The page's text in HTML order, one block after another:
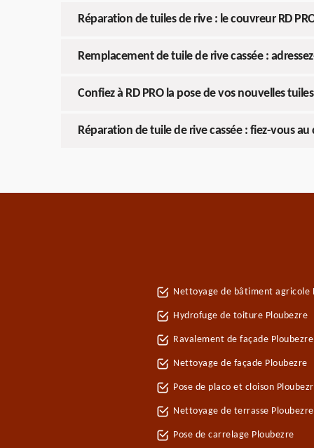
Réparation de tuiles de rive : le couvreur RD
Remplacement de tuile de rive cassée :
Confiez à RD PRO la pose de vos nouvelles
Réparation de tuile de rive cassée : fiez-vous au
Nettoyage de bâtiment agricole
Hydrofuge de toiture Ploubezre
Ravalement de façade Ploubezre
Nettoyage de façade Ploubezre
Pose de placo et cloison
Nettoyage de terrasse Ploubezre
Pose de carrelage Ploubezre